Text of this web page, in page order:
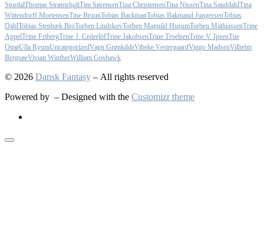
StordalThomas StrømsholtTim SørensenTina ChristensenTina NissenTina SanddahlTina
Wittendorff MortensenTine BruunTobias BackmanTobias Bakmand JungersenTobias
DahlTobias Stenbæk BroTorben LindskovTorben Magnild HusumTorben MathiassenTrine
AppelTrine FribergTrine J. CederlöfTrine JakobsenTrine TroelsenTrine V. IpsenTue
OmøUlla RyumUncategorizedVagn GrønkildeVibeke VestergaardViggo MadsenVilhelm
BergsøeVivian WintherWilliam Goshawk
© 2026 Dansk Fantasy – All rights reserved
Powered by – Designed with the Customizr theme